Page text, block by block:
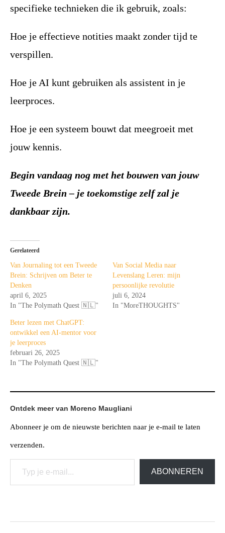
specifieke technieken die ik gebruik, zoals:
Hoe je effectieve notities maakt zonder tijd te
verspillen.
Hoe je AI kunt gebruiken als assistent in je
leerproces.
Hoe je een systeem bouwt dat meegroeit met
jouw kennis.
Begin vandaag nog met het bouwen van jouw
Tweede Brein – je toekomstige zelf zal je
dankbaar zijn.
Gerelateerd
Van Journaling tot een Tweede
Brein: Schrijven om Beter te
Denken
april 6, 2025
In "The Polymath Quest 🇳🇱"
Van Social Media naar
Levenslang Leren: mijn
persoonlijke revolutie
juli 6, 2024
In "MoreTHOUGHTS"
Beter lezen met ChatGPT:
ontwikkel een AI-mentor voor
je leerproces
februari 26, 2025
In "The Polymath Quest 🇳🇱"
Ontdek meer van Moreno Maugliani
Abonneer je om de nieuwste berichten naar je e-mail te laten
verzenden.
Typ je e-mail...
ABONNEREN